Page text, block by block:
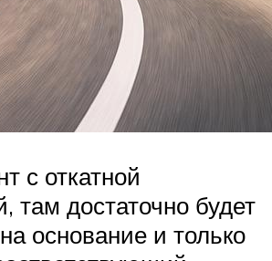
с откатной
там достаточно будет
основание и только